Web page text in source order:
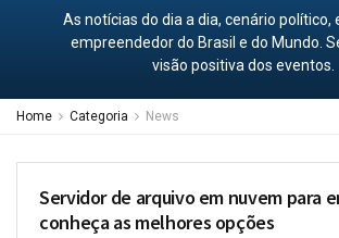
As notícias do dia a dia, cenário político,
empreendedor do Brasil e do Mundo.
visão positiva dos eventos.
Home Categoria News
Servidor de arquivo em nuvem para
conheça as melhores opções